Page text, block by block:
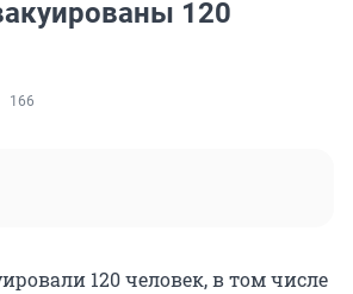
120
166
120 человек, в том числе